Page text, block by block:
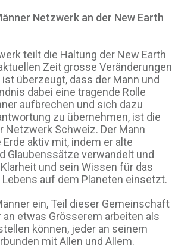
Netzwerk an der New Earth
teilt die Haltung der New Earth
Zeit grosse Veränderungen
überzeugt, dass der Mann und
dabei eine tragende Rolle
aufbrechen und sich dazu
zu übernehmen, ist die
Netzwerk Schweiz. Der Mann
aktiv mit, indem er alte
Glaubenssätze verwandelt und
und sein Wissen für das
auf dem Planeten einsetzt.
ein, Teil dieser Gemeinschaft
etwas Grösserem arbeiten als
können, jeder an seinem
mit Allen und Allem.